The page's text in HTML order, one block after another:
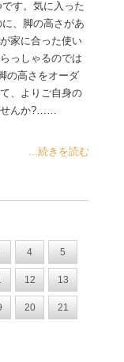
す。気に入った
、脚の高さがあ
家に合った使い
っしゃるのでは
の高さをオーダ
、よりご自身の
せんか?……
...続きを読む
4 5
12 13
20 21